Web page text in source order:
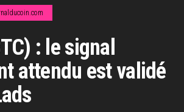
: le signal
attendu est validé